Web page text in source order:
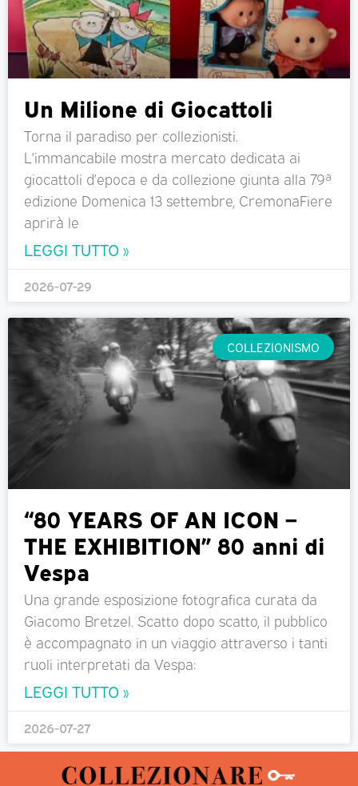
Un Milione di Giocattoli
Torna il paradiso per collezionisti.
L’immancabile mostra mercato dedicata ai
giocattoli d’epoca e da collezione giunta alla 79ª
edizione Domenica 13 settembre, CremonaFiere
aprirà le
LEGGI TUTTO »
2026-07-29
COLLEZIONISMO
“80 YEARS OF AN ICON –
THE EXHIBITION” 80 anni di
Vespa
Una grande esposizione fotografica curata da
Giacomo Bretzel. Scatto dopo scatto, il pubblico
è accompagnato in un viaggio attraverso i tanti
ruoli interpretati da Vespa:
LEGGI TUTTO »
2026-07-27